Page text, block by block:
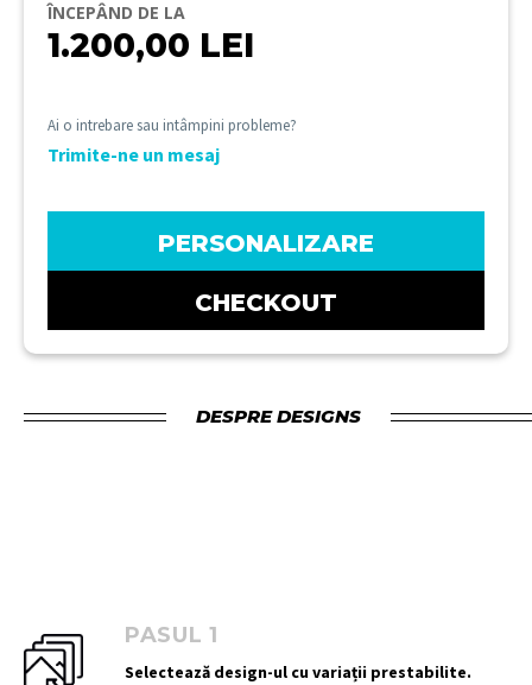
ÎNCEPÂND DE LA
1.200,00 LEI
Ai o intrebare sau intâmpini probleme?
Trimite-ne un mesaj
PERSONALIZARE
CHECKOUT
DESPRE DESIGNS
PASUL 1
Selectează design-ul cu variații prestabilite.